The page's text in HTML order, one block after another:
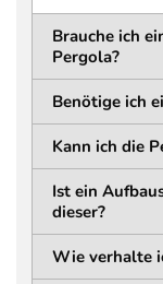
Brauche ich
Pergola?
Benötige ich
Kann ich die
Ist ein
dieser?
Wie verhalte